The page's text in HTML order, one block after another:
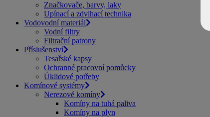
Značkovače, barvy, laky
Upínací a zdvihací technika
Vodovodní materiál
Vodní filtry
Filtrační patrony
Příslušenství
Tesařské kapsy
Ochranné pracovní pomůcky
Úklidové potřeby
Komínové systémy
Nerezové komíny
Komíny na tuhá paliva
Komíny na plyn